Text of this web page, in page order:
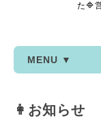
た🔷
MENU ▼
👩お知らせ